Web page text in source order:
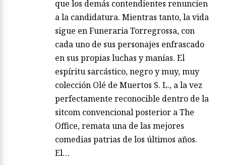
que los demás contendientes renuncien
a la candidatura. Mientras tanto, la vida
sigue en Funeraria Torregrossa, con
cada uno de sus personajes enfrascado
en sus propias luchas y manías. El
espíritu sarcástico, negro y muy, muy
colección Olé de Muertos S. L., a la vez
perfectamente reconocible dentro de la
sitcom convencional posterior a The
Office, remata una de las mejores
comedias patrias de los últimos años.
El…